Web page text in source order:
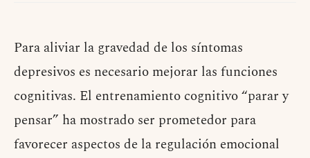
Para aliviar la gravedad de los síntomas
depresivos es necesario mejorar las funciones
cognitivas. El entrenamiento cognitivo “parar y
pensar” ha mostrado ser prometedor para
favorecer aspectos de la regulación emocional